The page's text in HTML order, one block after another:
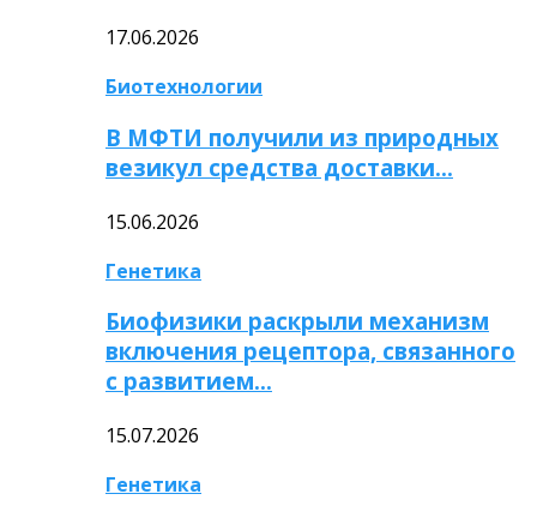
17.06.2026
Биотехнологии
В МФТИ получили из природных
везикул средства доставки…
15.06.2026
Генетика
Биофизики раскрыли механизм
включения рецептора, связанного
с развитием…
15.07.2026
Генетика